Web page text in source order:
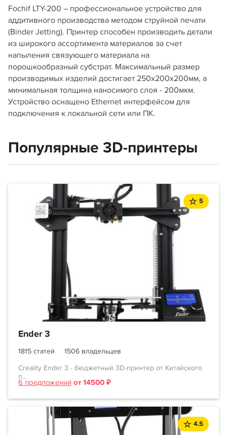
Fochif LTY-200 – профессиональное устройство для
аддитивного производства методом струйной печати
(Binder Jetting). Принтер способен производить детали
из широкого ассортимента материалов за счет
напыления связующего материала на
порошкообразный субстрат. Максимальный размер
производимых изделий достигает 250х200х200мм, а
минимальная толщина наносимого слоя - 200мкм.
Устройство оснащено Ethernet интерфейсом для
подключения к локальной сети или ПК.
Популярные 3D-принтеры
5
Ender 3
1815 статей
1506 владельцев
Creality Ender 3 - бюджетный 3D-принтер от Китайского
п...
6 предложений от 14500 ₽
4.5